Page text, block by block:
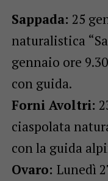
Sappada: 25
naturalistica
gennaio ore
con guida.
Forni Avoltri:
ciaspolata
con la guida
Ovaro: Lunedì